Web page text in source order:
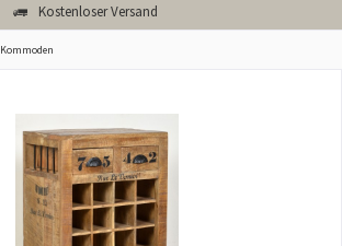
Kostenloser Versand
Kommoden